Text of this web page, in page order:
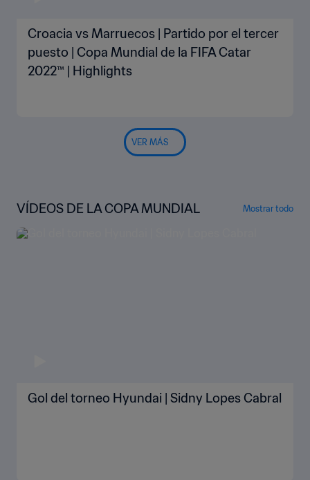
Croacia vs Marruecos | Partido por el tercer
puesto | Copa Mundial de la FIFA Catar
2022™ | Highlights
VER MÁS
VÍDEOS DE LA COPA MUNDIAL Mostrar todo
Gol del torneo Hyundai | Sidny Lopes Cabral